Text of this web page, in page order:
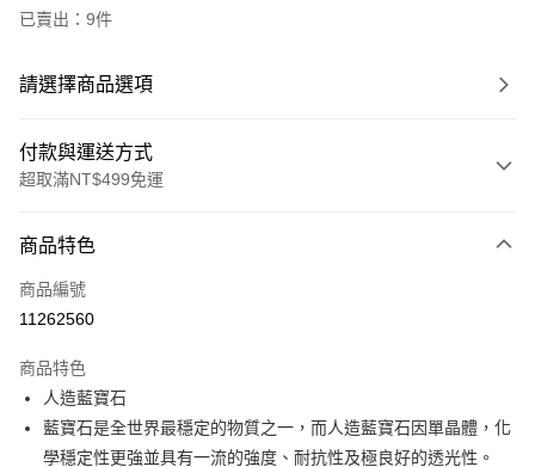
已賣出：9件
請選擇商品選項
付款與運送方式
超取滿NT$499免運
信用卡一次付款
超商取貨付款
Apple Pay
街口支付
商品特色
商品編號
11262560
商品特色
人造藍寶石
藍寶石是全世界最穩定的物質之一，而人造藍寶石因單晶體，化
學穩定性更強並具有一流的強度、耐抗性及極良好的透光性。